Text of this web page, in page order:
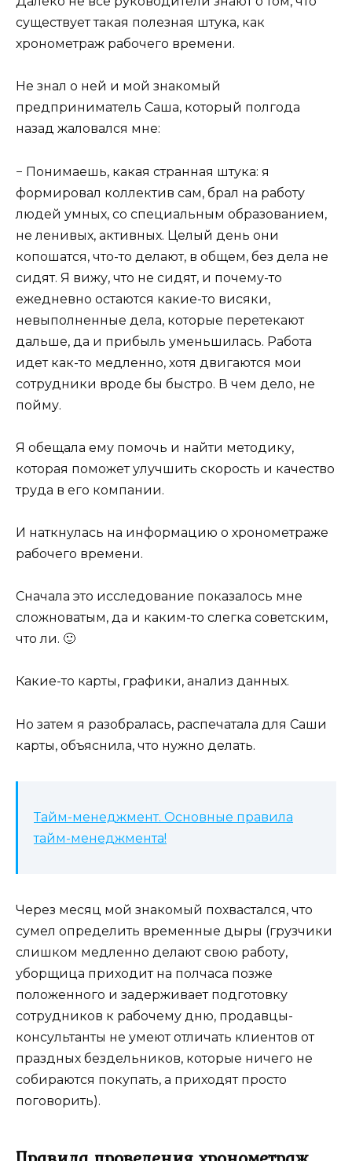
существует такая полезная штука, как
хронометраж рабочего времени.
Не знал о ней и мой знакомый
предприниматель Саша, который полгода
назад жаловался мне:
− Понимаешь, какая странная штука: я
формировал коллектив сам, брал на работу
людей умных, со специальным образованием,
не ленивых, активных. Целый день они
копошатся, что-то делают, в общем, без дела не
сидят. Я вижу, что не сидят, и почему-то
ежедневно остаются какие-то висяки,
невыполненные дела, которые перетекают
дальше, да и прибыль уменьшилась. Работа
идет как-то медленно, хотя двигаются мои
сотрудники вроде бы быстро. В чем дело, не
пойму.
Я обещала ему помочь и найти методику,
которая поможет улучшить скорость и качество
труда в его компании.
И наткнулась на информацию о хронометраже
рабочего времени.
Сначала это исследование показалось мне
сложноватым, да и каким-то слегка советским,
что ли. 🙂
Какие-то карты, графики, анализ данных.
Но затем я разобралась, распечатала для Саши
карты, объяснила, что нужно делать.
Тайм-менеджмент. Основные правила
тайм-менеджмента!
Через месяц мой знакомый похвастался, что
сумел определить временные дыры (грузчики
слишком медленно делают свою работу,
уборщица приходит на полчаса позже
положенного и задерживает подготовку
сотрудников к рабочему дню, продавцы-
консультанты не умеют отличать клиентов от
праздных бездельников, которые ничего не
собираются покупать, а приходят просто
поговорить).